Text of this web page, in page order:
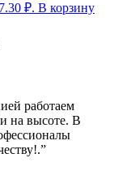
₽. В корзину
работаем
на высоте. В